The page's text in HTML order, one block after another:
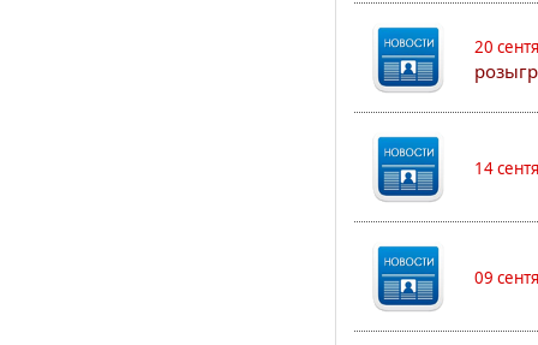
20
14
09